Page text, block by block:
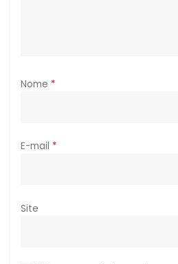
Nome *
E-mail *
Site